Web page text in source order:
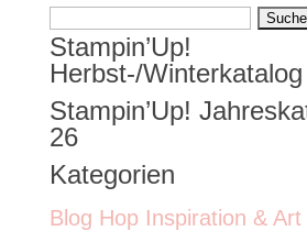
Suchen
nach:
Stampin’Up!
Herbst-/Winterkatalog
Stampin’Up!
26
Kategorien
Blog Hop Inspiration & Art